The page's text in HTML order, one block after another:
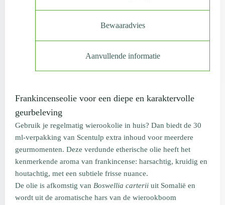
Bewaaradvies
Aanvullende informatie
Frankincenseolie voor een diepe en karaktervolle
geurbeleving
Gebruik je regelmatig wierookolie in huis? Dan biedt de 30
ml-verpakking van Scentulp extra inhoud voor meerdere
geurmomenten. Deze verdunde etherische olie heeft het
kenmerkende aroma van frankincense: harsachtig, kruidig en
houtachtig, met een subtiele frisse nuance.
De olie is afkomstig van Boswellia carterii uit Somalië en
wordt uit de aromatische hars van de wierookboom